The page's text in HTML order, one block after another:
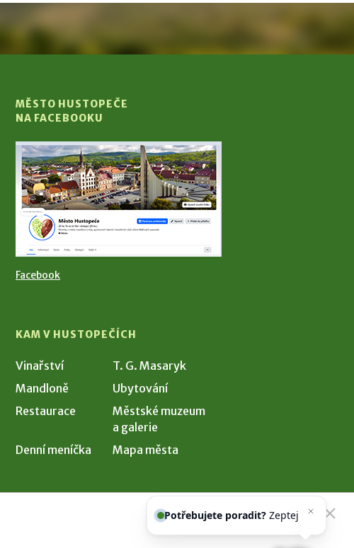
MĚSTO HUSTOPEČE
NA FACEBOOKU
Facebook
KAM V HUSTOPEČÍCH
Vinařství
T. G. Masaryk
Mandloně
Ubytování
Restaurace
Městské muzeum
a galerie
Denní meníčka
Mapa města
našeho asistenta